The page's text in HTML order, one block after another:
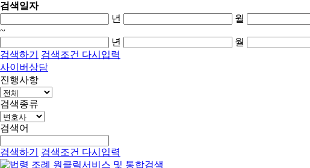
검색일자
년
월
~
년
월
검색하기
검색조건 다시입력
사이버상담
진행사항
검색종류
검색어
검색하기 검색조건 다시입력